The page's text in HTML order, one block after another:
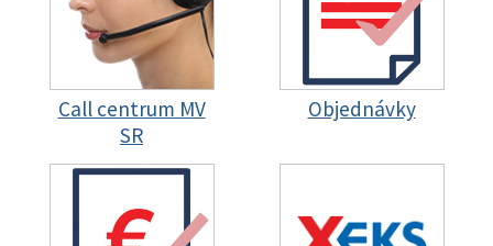
Call centrum MV
SR
Objednávky